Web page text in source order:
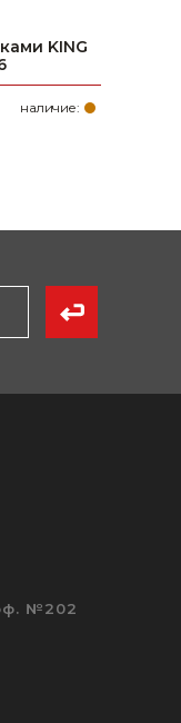
KING
наличие:
№202